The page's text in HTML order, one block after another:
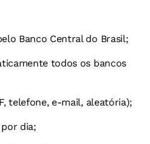
Banco Central do Brasil;
todos os bancos
telefone, e-mail, aleatória);
dia;